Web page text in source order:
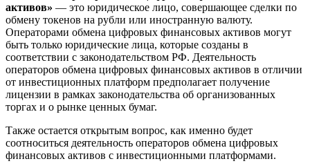
активов» — это юридическое лицо, совершающее сделки по
обмену токенов на рубли или иностранную валюту.
Операторами обмена цифровых финансовых активов могут
быть только юридические лица, которые созданы в
соответствии с законодательством РФ. Деятельность
операторов обмена цифровых финансовых активов в отличии
от инвестиционных платформ предполагает получение
лицензии в рамках законодательства об организованных
торгах и о рынке ценных бумаг.
Также остается открытым вопрос, как именно будет
соотноситься деятельность операторов обмена цифровых
финансовых активов с инвестиционными платформами.